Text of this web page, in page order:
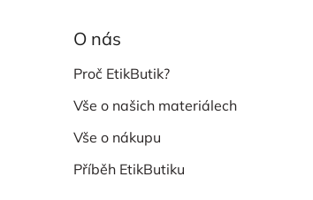
O nás
Proč EtikButik?
Vše o našich materiálech
Vše o nákupu
Příběh EtikButiku